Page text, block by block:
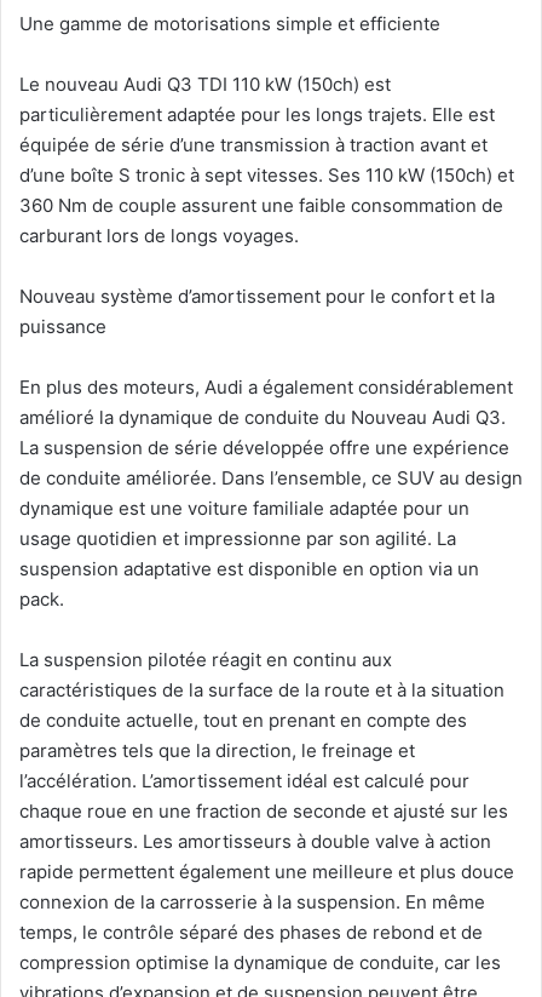
Une gamme de motorisations simple et efficiente
Le nouveau Audi Q3 TDI 110 kW (150ch) est
particulièrement adaptée pour les longs trajets. Elle est
équipée de série d’une transmission à traction avant et
d’une boîte S tronic à sept vitesses. Ses 110 kW (150ch) et
360 Nm de couple assurent une faible consommation de
carburant lors de longs voyages.
Nouveau système d’amortissement pour le confort et la
puissance
En plus des moteurs, Audi a également considérablement
amélioré la dynamique de conduite du Nouveau Audi Q3.
La suspension de série développée offre une expérience
de conduite améliorée. Dans l’ensemble, ce SUV au design
dynamique est une voiture familiale adaptée pour un
usage quotidien et impressionne par son agilité. La
suspension adaptative est disponible en option via un
pack.
La suspension pilotée réagit en continu aux
caractéristiques de la surface de la route et à la situation
de conduite actuelle, tout en prenant en compte des
paramètres tels que la direction, le freinage et
l’accélération. L’amortissement idéal est calculé pour
chaque roue en une fraction de seconde et ajusté sur les
amortisseurs. Les amortisseurs à double valve à action
rapide permettent également une meilleure et plus douce
connexion de la carrosserie à la suspension. En même
temps, le contrôle séparé des phases de rebond et de
compression optimise la dynamique de conduite, car les